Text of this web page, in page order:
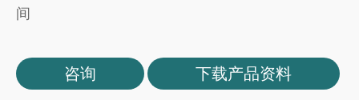
间
咨询 下载产品资料